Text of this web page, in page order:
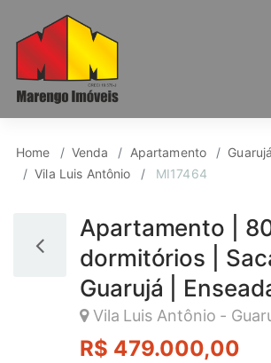
Apartamento
Home Venda Apartamento
Guarujá
Vila Luis Antônio
MI17464
Apartamento |
dormitórios |
Guarujá |
Vila Luis Antônio -
R$ 479.000,00